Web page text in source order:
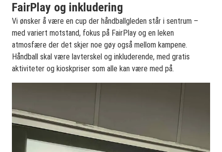
FairPlay og inkludering
Vi ønsker å være en cup der håndballgleden står i sentrum –
med variert motstand, fokus på FairPlay og en leken
atmosfære der det skjer noe gøy også mellom kampene.
Håndball skal være lavterskel og inkluderende, med gratis
aktiviteter og kioskpriser som alle kan være med på.